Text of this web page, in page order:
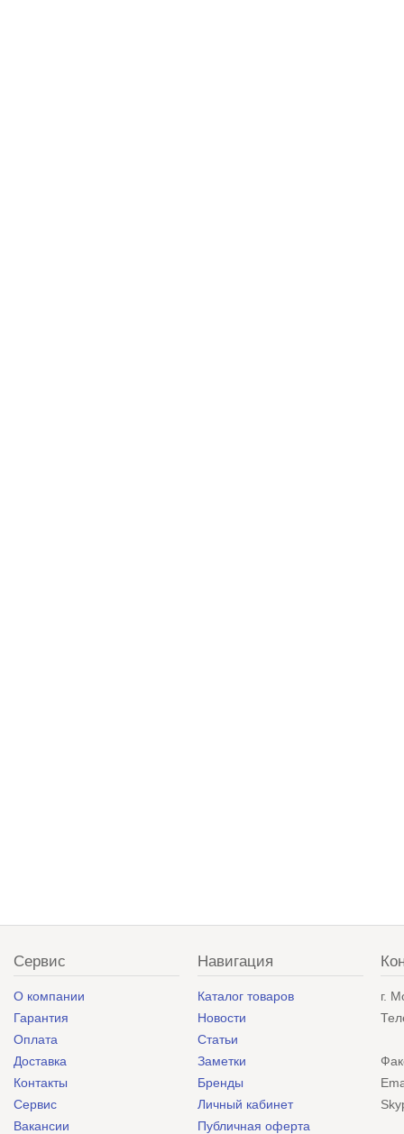
Сервис
О компании
Гарантия
Оплата
Доставка
Контакты
Сервис
Вакансии
Навигация
Каталог товаров
Новости
Статьи
Заметки
Бренды
Личный кабинет
Публичная оферта
г.